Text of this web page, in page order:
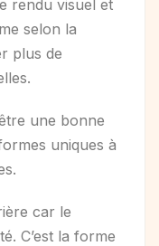
rendu visuel et
selon la
plus de
une bonne
uniques à
car le
C’est la forme